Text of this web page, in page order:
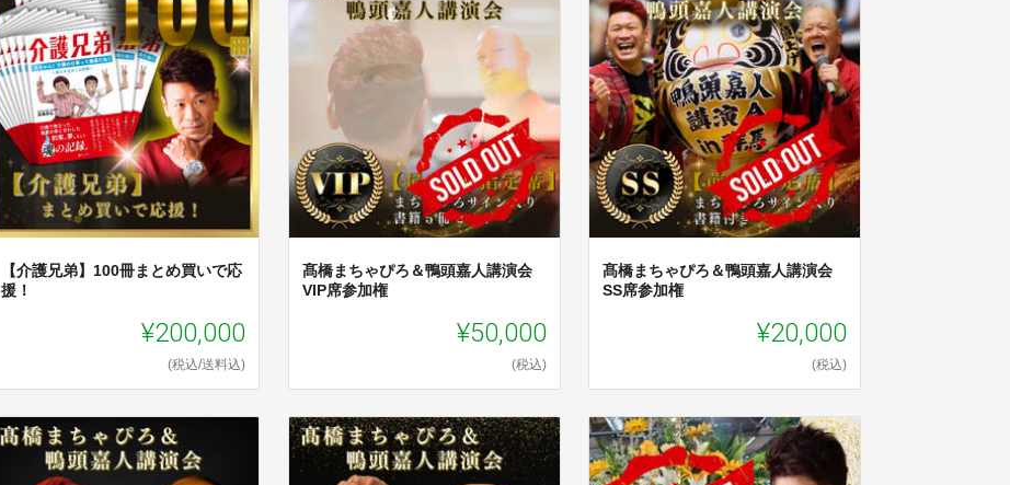
【介護兄弟】100冊まとめ買いで応
援！
¥200,000
(税込/送料込)
髙橋まちゃぴろ＆鴨頭嘉人講演会
VIP席参加権
¥50,000
(税込)
髙橋まちゃぴろ＆鴨頭嘉人講演会
SS席参加権
¥20,000
(税込)